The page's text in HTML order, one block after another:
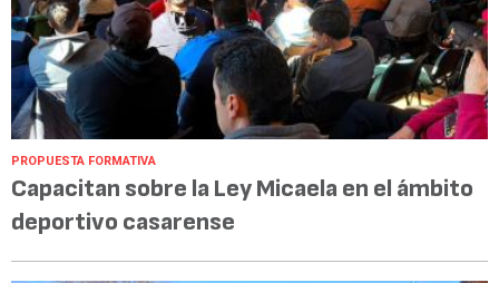
PROPUESTA FORMATIVA
Capacitan sobre la Ley Micaela en el ámbito
deportivo casarense